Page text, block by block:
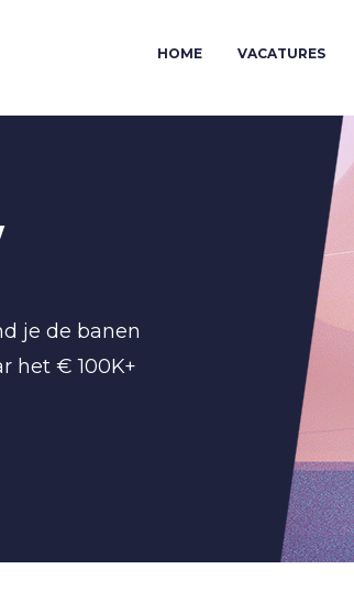
HOME VACATURES
je de banen
het € 100K+